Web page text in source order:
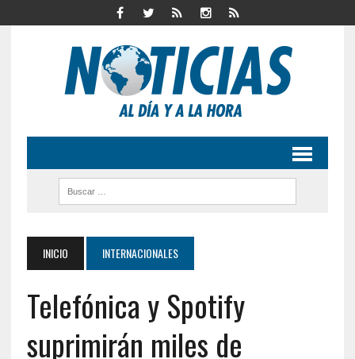
INICIO INTERNACIONALES
Telefónica y Spotify
suprimirán miles de